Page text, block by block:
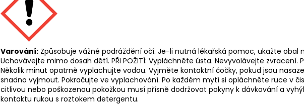
Varování: Způsobuje vážné podráždění očí. Je-li nutná lékařská pomoc, ukažte obal
Uchovávejte mimo dosah dětí. PŘI POŽITÍ: Vypláchněte ústa. Nevyvolávejte zvracení.
Několik minut opatrně vyplachujte vodou. Vyjměte kontaktní čočky, pokud jsou
snadno vyjmout. Pokračujte ve vyplachování. Po každém mytí si opláchněte ruce v
citlivou nebo poškozenou pokožkou musí přísně dodržovat pokyny k dávkování a
kontaktu rukou s roztokem detergentu.